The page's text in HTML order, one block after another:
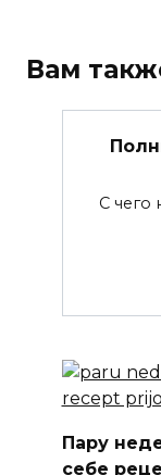
Вам
С чего
Пару
себе